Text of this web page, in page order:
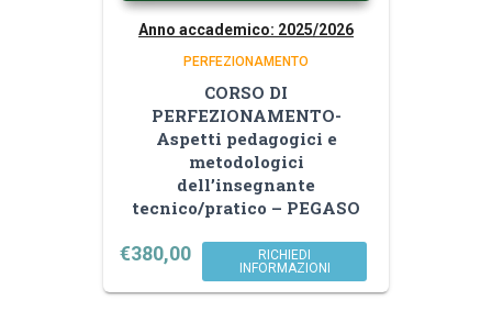
Anno accademico: 2025/2026
PERFEZIONAMENTO
CORSO DI
PERFEZIONAMENTO-
Aspetti pedagogici e
metodologici
dell’insegnante
tecnico/pratico – PEGASO
€380,00
RICHIEDI
INFORMAZIONI